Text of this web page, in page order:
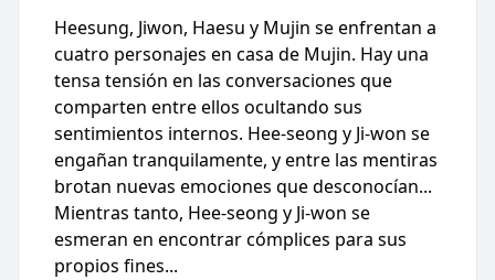
Heesung, Jiwon, Haesu y Mujin se enfrentan a
cuatro personajes en casa de Mujin. Hay una
tensa tensión en las conversaciones que
comparten entre ellos ocultando sus
sentimientos internos. Hee-seong y Ji-won se
engañan tranquilamente, y entre las mentiras
brotan nuevas emociones que desconocían...
Mientras tanto, Hee-seong y Ji-won se
esmeran en encontrar cómplices para sus
propios fines...